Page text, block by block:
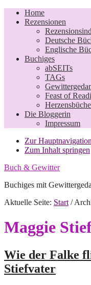
Home
Rezensionen
Deutsche
Englische
Buchiges
abSEITs
TAGs
Feast of
Die Bloggerin
Impressum
Zur
Zum Inhalt springen
Buch & Gewitter
Buchiges mit
Aktuelle Seite: Start /
Maggie
Wie der Falke
Stiefvater